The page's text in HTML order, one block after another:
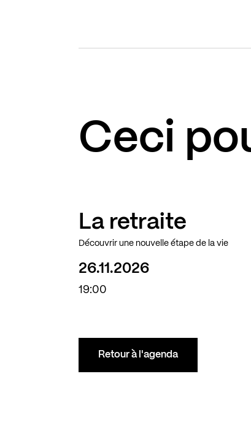
Ceci
La retraite
Découvrir une nouvelle étape de la vie
26.11.2026
19:00
Retour à l'agenda